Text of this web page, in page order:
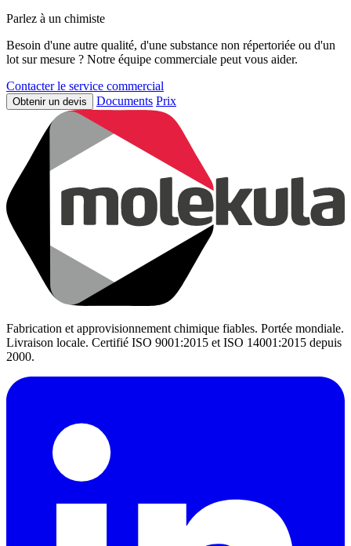
Parlez à un chimiste
Besoin d'une autre qualité, d'une substance non répertoriée ou d'un
lot sur mesure ? Notre équipe commerciale peut vous aider.
Contacter le service commercial
Obtenir un devis Documents Prix
Fabrication et approvisionnement chimique fiables. Portée mondiale.
Livraison locale. Certifié ISO 9001:2015 et ISO 14001:2015 depuis
2000.